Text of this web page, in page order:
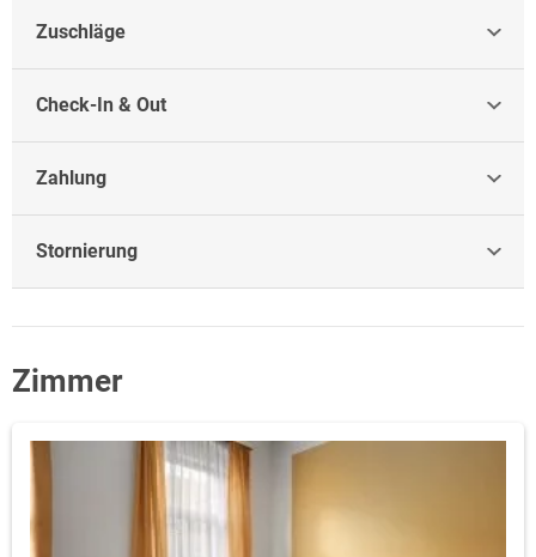
Zuschläge
Check-In & Out
Zahlung
Stornierung
Zimmer